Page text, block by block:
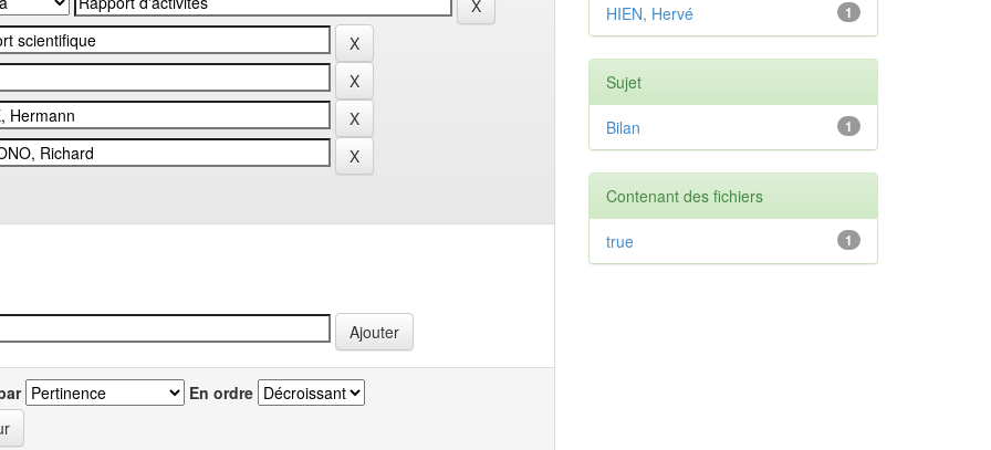
En ordre
1
HIEN, Hervé
Sujet
1
Bilan
Contenant des fichiers
1
true